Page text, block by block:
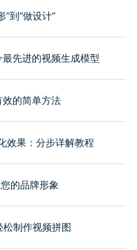
到“做设计”
先进的视频生成模型
的简单方法
效果：分步详解教程
的品牌形象
制作视频拼图